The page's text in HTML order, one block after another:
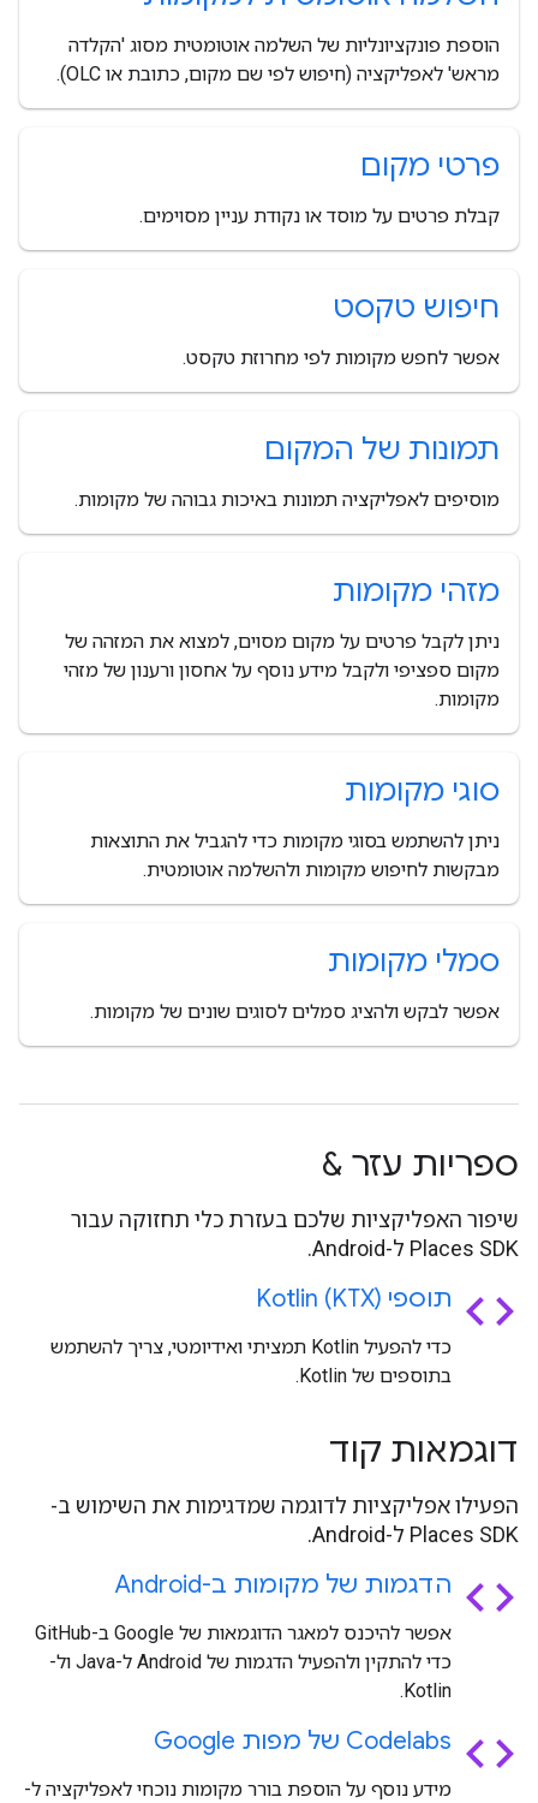
הוספת פונקציונליות של השלמה אוטומטית מסוג 'הקלדה
מראש' לאפליקציה (חיפוש לפי שם מקום, כתובת או OLC).
פרטי מקום
קבלת פרטים על מוסד או נקודת עניין מסוימים.
חיפוש טקסט
אפשר לחפש מקומות לפי מחרוזת טקסט.
תמונות של המקום
מוסיפים לאפליקציה תמונות באיכות גבוהה של מקומות.
מזהי מקומות
ניתן לקבל פרטים על מקום מסוים, למצוא את המזהה של
מקום ספציפי ולקבל מידע נוסף על אחסון ורענון של מזהי
מקומות.
סוגי מקומות
ניתן להשתמש בסוגי מקומות כדי להגביל את התוצאות
מבקשות לחיפוש מקומות ולהשלמה אוטומטית.
סמלי מקומות
אפשר לבקש ולהציג סמלים לסוגים שונים של מקומות.
ספריות עזר &
שיפור האפליקציות שלכם בעזרת כלי תחזוקה עבור
Places SDK ל-Android.
code תוספי Kotlin (KTX)
כדי להפעיל Kotlin תמציתי ואידיומטי, צריך להשתמש
בתוספים של Kotlin.
דוגמאות קוד
הפעילו אפליקציות לדוגמה שמדגימות את השימוש ב-
Places SDK ל-Android.
code הדגמות של מקומות ב-Android
אפשר להיכנס למאגר הדוגמאות של Google ב-GitHub
כדי להתקין ולהפעיל הדגמות של Android ל-Java ול-
Kotlin.
code Codelabs של מפות Google
מידע נוסף על הוספת בורר מקומות נוכחי לאפליקציה ל-